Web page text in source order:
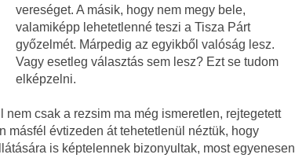
vereséget. A másik, hogy nem megy bele,
valamiképp lehetetlenné teszi a Tisza Párt
győzelmét. Márpedig az egyikből valóság lesz.
Vagy esetleg választás sem lesz? Ezt se tudom
elképzelni.
csak a rezsim ma még ismeretlen, rejtegetett
másfél évtizeden át tehetetlenül néztük, hogy
is képtelennek bizonyultak, most egyenesen